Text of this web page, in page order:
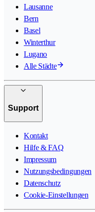
Lausanne
Bern
Basel
Winterthur
Lugano
Alle Städte
Support
Kontakt
Hilfe & FAQ
Impressum
Nutzungsbedingungen
Datenschutz
Cookie-Einstellungen